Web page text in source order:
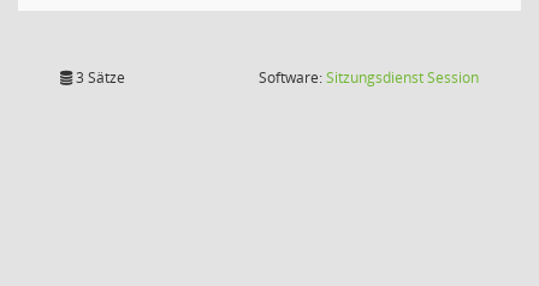
3 Sätze Software:SitzungsdienstSession(Wird in